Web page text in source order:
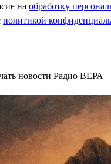
на обработку
политикой
новости Радио ВЕРА